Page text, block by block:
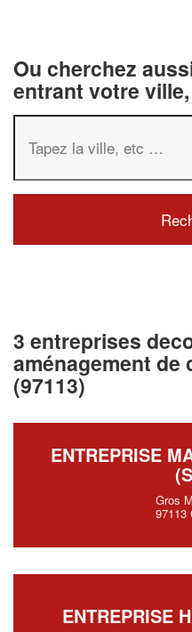
Ou cherchez
entrant votre
3 entreprises
aménagement de
(97113)
ENTREPRISE
Gros
97113
ENTREPRISE
✕